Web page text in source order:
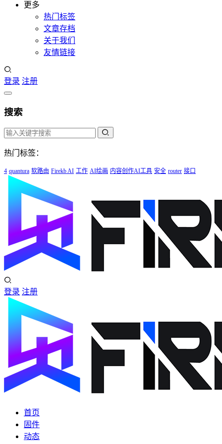
更多
热门标签
文章存档
关于我们
友情链接
登录 注册
搜索
热门标签：
4 quantura 软路由 Firekb AI 工作 AI绘画 内容创作AI工具 安全 router 接口
登录 注册
首页
固件
动态